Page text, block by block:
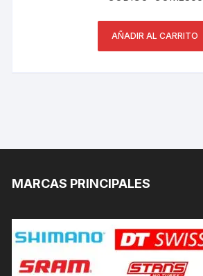
AÑADIR AL CARRITO
MARCAS PRINCIPALES